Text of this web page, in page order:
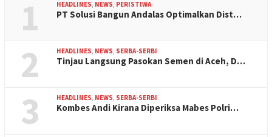
1 HEADLINES NEWS PERISTIWA
PT Solusi Bangun Andalas Optimalkan Dist…
2 HEADLINES NEWS SERBA-SERBI
Tinjau Langsung Pasokan Semen di Aceh, D…
3 HEADLINES NEWS SERBA-SERBI
Kombes Andi Kirana Diperiksa Mabes Polri…